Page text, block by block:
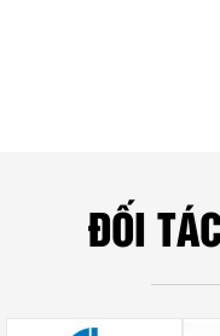
ĐỐI TÁC